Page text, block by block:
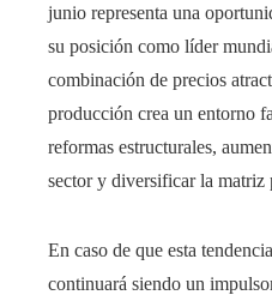
junio representa una
su posición como líder
combinación de precios
producción crea un entorno
reformas estructurales,
sector y diversificar la matriz
En caso de que esta
continuará siendo un